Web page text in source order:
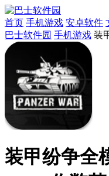
首页 手机游戏 安卓软件
巴士软件园 手机游戏 装
装甲纷争全